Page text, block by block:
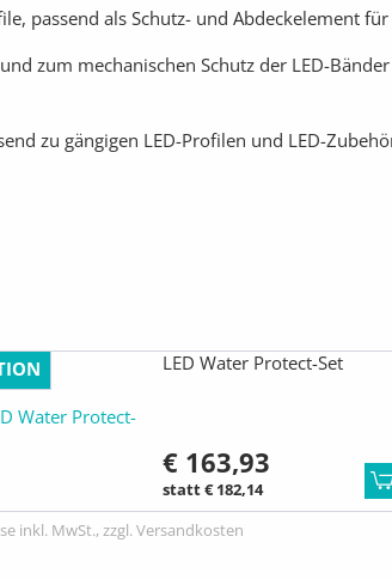
passend als Schutz- und Abdeckelement
zum mechanischen Schutz der LED-
zu gängigen LED-Profilen und LED-
LED Water Protect-Set
€ 163,93
statt € 182,14
inkl. MwSt., zzgl. Versandkosten